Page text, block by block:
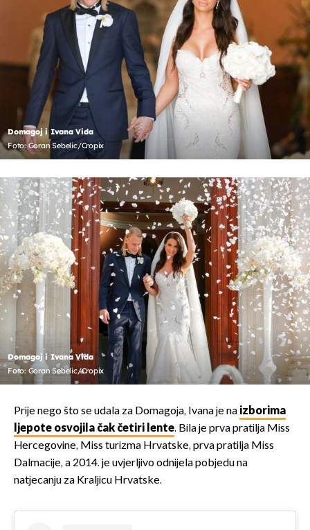
Domagoj i Ivana Vida
Foto: Goran Sebelic/Cropix
Domagoj i Ivana Vida
Foto: Goran Sebelic/Cropix
Prije nego što se udala za Domagoja, Ivana je na izborima
ljepote osvojila čak četiri lente. Bila je prva pratilja Miss
Hercegovine, Miss turizma Hrvatske, prva pratilja Miss
Dalmacije, a 2014. je uvjerljivo odnijela pobjedu na
natjecanju za Kraljicu Hrvatske.